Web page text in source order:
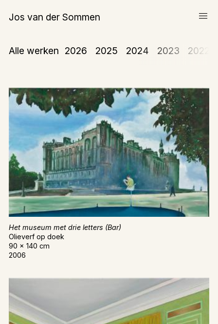
Jos van der Sommen menu
Alle werken 2026 2025 2024 2023 2022
Schilderijen
Over Jos van der Sommen
Teksten
Tentoonstellingen
Publicaties
Het museum met drie letters (Bar)
Olieverf op doek
90 x 140 cm
2006